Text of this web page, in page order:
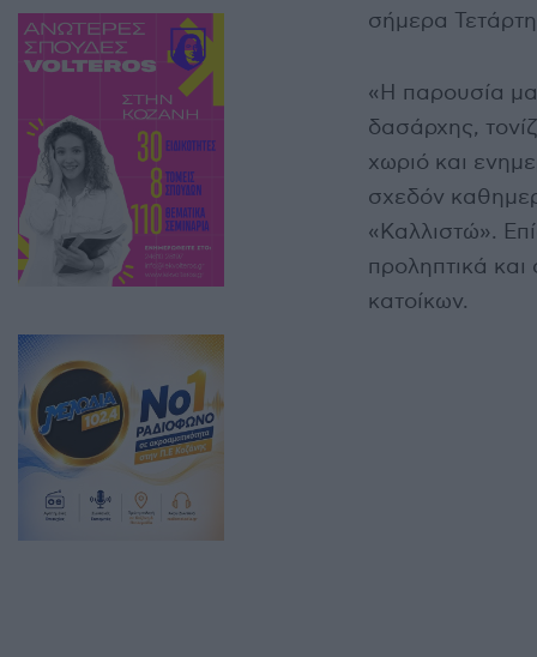
σήμερα
«Η παρουσία
δασάρχης,
χωριό και
σχεδόν
«Καλλιστώ».
προληπτικά
κατοίκων.